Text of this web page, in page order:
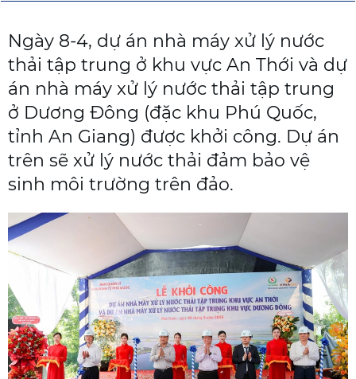
Ngày 8-4, dự án nhà máy xử lý nước
thải tập trung ở khu vực An Thới và dự
án nhà máy xử lý nước thải tập trung
ở Dương Đông (đặc khu Phú Quốc,
tỉnh An Giang) được khởi công. Dự án
trên sẽ xử lý nước thải đảm bảo vệ
sinh môi trường trên đảo.